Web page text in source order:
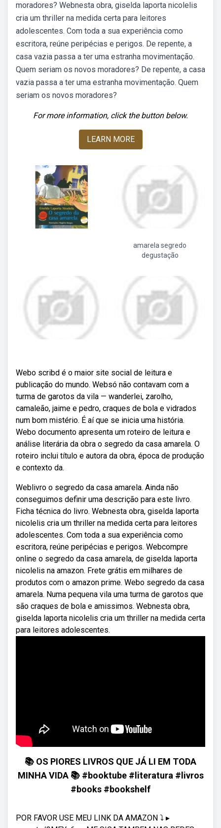
moradores? Webnesta obra, giselda laporta nicolelis
cria um thriller na medida certa para leitores
adolescentes. Com toda a sua experiência como
escritora, reúne peripécias e perigos. De repente, a
casa vazia passa a ter uma estranha movimentação.
Quem seriam os novos moradores? De repente, a casa
vazia passa a ter uma estranha movimentação. Quem
seriam os novos moradores?
For more information, click the button below.
LEARN MORE
amarela segredo
degustação
Webo scribd é o maior site social de leitura e
publicação do mundo. Websó não contavam com a
turma de garotos da vila — wanderlei, zarolho,
camaleão, jaime e pedro, craques de bola e vidrados
num bom mistério. É aí que se inicia uma história.
Webo documento apresenta um roteiro de leitura e
análise literária da obra o segredo da casa amarela. O
roteiro inclui título e autora da obra, época de produção
e contexto da.
Weblivro o segredo da casa amarela. Ainda não
conseguimos definir uma descrição para este livro.
Ficha técnica do livro. Webnesta obra, giselda laporta
nicolelis cria um thriller na medida certa para leitores
adolescentes. Com toda a sua experiência como
escritora, reúne peripécias e perigos. Webcompre
online o segredo da casa amarela, de giselda laporta
nicolelis na amazon. Frete grátis em milhares de
produtos com o amazon prime. Webo segredo da casa
amarela. Numa pequena vila uma turma de garotos que
são craques de bola e amissimos. Webnesta obra,
giselda laporta nicolelis cria um thriller na medida certa
para leitores adolescentes.
📚 OS PIORES LIVROS QUE JÁ LI EM TODA
MINHA VIDA 📚 #booktube #literatura #livros
#books #bookshelf
POR FAVOR USE MEU LINK DA AMAZON ⤵ ▸